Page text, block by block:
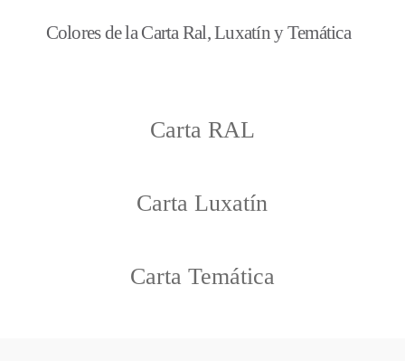
Colores de la Carta Ral, Luxatín yTemática
Carta RAL
Carta Luxatín
Carta Temática